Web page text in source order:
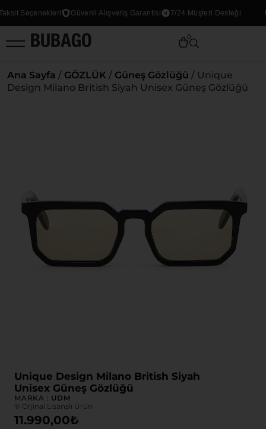
Seçenekleri Güvenli Alışveriş Garantisi 7/24 Müşteri Desteği
0
Ana Sayfa / GÖZLÜK / Güneş Gözlüğü / Unique
Design Milano British Siyah Unisex Güneş Gözlüğü
Unique Design Milano British Siyah
Unisex Güneş Gözlüğü
MARKA : UDM
® Orjinal Lisanslı Ürün
11.990,00₺